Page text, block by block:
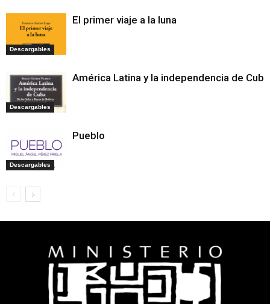
Descargables
El primer viaje a la luna
Descargables
América Latina y la independencia de Cuba
Descargables
Pueblo